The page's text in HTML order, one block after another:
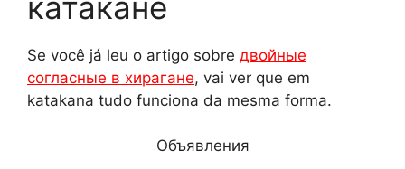
A
p
p
r
a
m
r
e
s
t
o
k
n
k
и
т
Se você já leu o artigo sobre двойные
согласные в хирагане, vai ver que em
katakana tudo funciona da mesma forma.
Объявления